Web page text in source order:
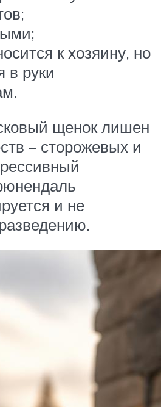
к хозяину, но
в руки
щенок лишен
– сторожевых и
и не